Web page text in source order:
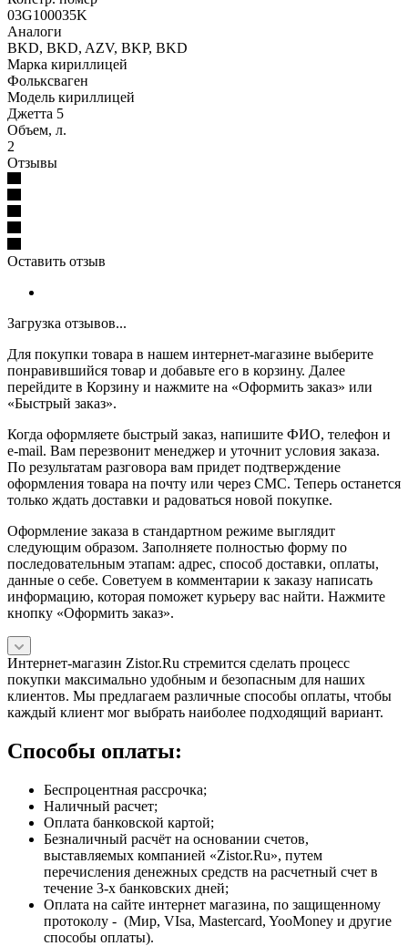
03G100035K
Аналоги
BKD, BKD, AZV, BKP, BKD
Марка кириллицей
Фольксваген
Модель кириллицей
Джетта 5
Объем, л.
2
Отзывы
Оставить отзыв
Загрузка отзывов...
Для покупки товара в нашем интернет-магазине выберите
понравившийся товар и добавьте его в корзину. Далее
перейдите в Корзину и нажмите на «Оформить заказ» или
«Быстрый заказ».
Когда оформляете быстрый заказ, напишите ФИО, телефон и
e-mail. Вам перезвонит менеджер и уточнит условия заказа.
По результатам разговора вам придет подтверждение
оформления товара на почту или через СМС. Теперь останется
только ждать доставки и радоваться новой покупке.
Оформление заказа в стандартном режиме выглядит
следующим образом. Заполняете полностью форму по
последовательным этапам: адрес, способ доставки, оплаты,
данные о себе. Советуем в комментарии к заказу написать
информацию, которая поможет курьеру вас найти. Нажмите
кнопку «Оформить заказ».
Интернет-магазин Zistor.Ru стремится сделать процесс
покупки максимально удобным и безопасным для наших
клиентов. Мы предлагаем различные способы оплаты, чтобы
каждый клиент мог выбрать наиболее подходящий вариант.
Способы оплаты:
Беспроцентная рассрочка;
Наличный расчет;
Оплата банковской картой;
Безналичный расчёт на основании счетов,
выставляемых компанией «Zistor.Ru», путем
перечисления денежных средств на расчетный счет в
течение 3-х банковских дней;
Оплата на сайте интернет магазина, по защищенному
протоколу - (Мир, VIsa, Mastercard, YooMoney и другие
способы оплаты).